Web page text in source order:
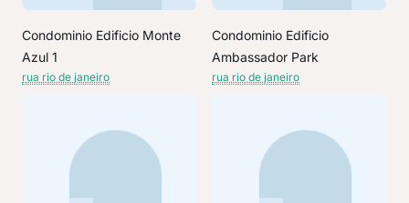
Condominio Edificio Monte
Azul 1
rua rio de janeiro
Condominio Edificio
Ambassador Park
rua rio de janeiro